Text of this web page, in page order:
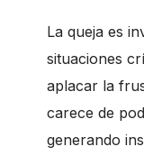
La queja es
situaciones
aplacar la
carece de
generando